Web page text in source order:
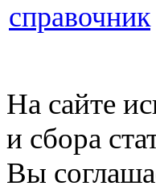
справочник
На сайте
и сбора
Вы